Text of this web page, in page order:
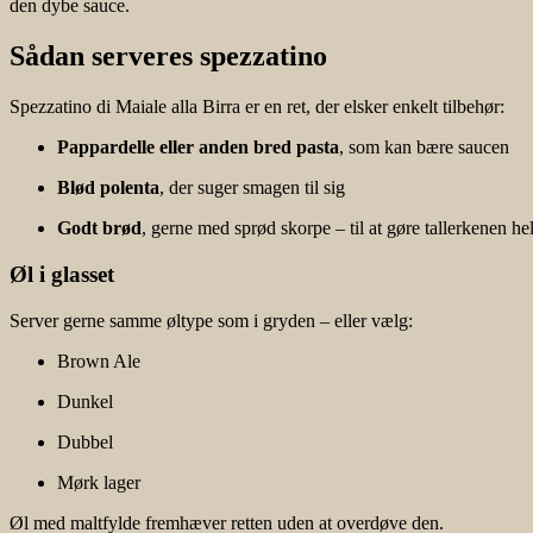
den dybe sauce.
Sådan serveres spezzatino
Spezzatino di Maiale alla Birra er en ret, der elsker enkelt tilbehør:
Pappardelle eller anden bred pasta, som kan bære saucen
Blød polenta, der suger smagen til sig
Godt brød, gerne med sprød skorpe – til at gøre tallerkenen
Øl i glasset
Server gerne samme øltype som i gryden – eller vælg:
Brown Ale
Dunkel
Dubbel
Mørk lager
Øl med maltfylde fremhæver retten uden at overdøve den.